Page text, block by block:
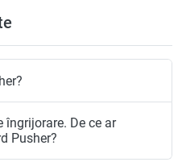
îngrijorare. De ce ar
Pusher?